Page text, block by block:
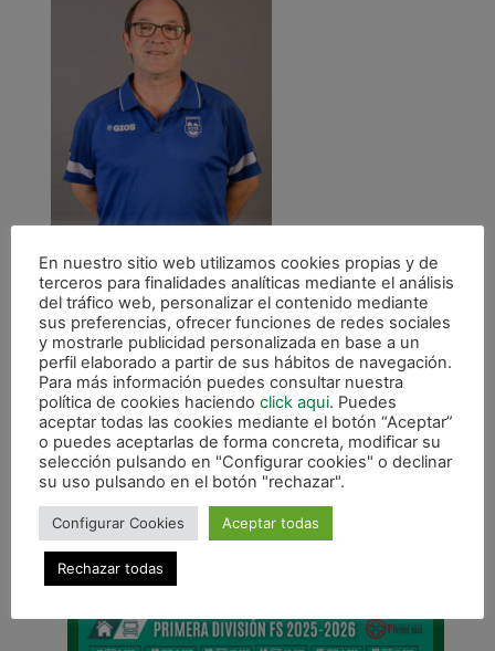
ANTERIOR
Equipo
CALENDARIO DE LIGA
En nuestro sitio web utilizamos cookies propias y de
terceros para finalidades analíticas mediante el análisis
del tráfico web, personalizar el contenido mediante
sus preferencias, ofrecer funciones de redes sociales
y mostrarle publicidad personalizada en base a un
perfil elaborado a partir de sus hábitos de navegación.
Para más información puedes consultar nuestra
política de cookies haciendo click aqui. Puedes
aceptar todas las cookies mediante el botón “Aceptar”
o puedes aceptarlas de forma concreta, modificar su
selección pulsando en "Configurar cookies" o declinar
su uso pulsando en el botón "rechazar".
Configurar Cookies Aceptar todas
Rechazar todas